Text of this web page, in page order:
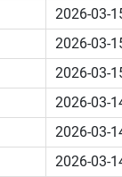
2026-03-
2026-03-
2026-03-
2026-03-
2026-03-
2026-03-